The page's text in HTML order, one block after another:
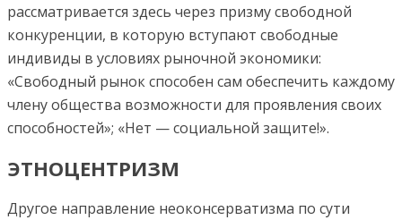
рассматривается здесь через призму свободной
конкуренции, в которую вступают свободные
индивиды в условиях рыночной экономики:
«Свободный рынок способен сам обеспечить каждому
члену общества возможности для проявления своих
способностей»; «Нет — социальной защите!».
ЭТНОЦЕНТРИЗМ
Другое направление неоконсерватизма по сути